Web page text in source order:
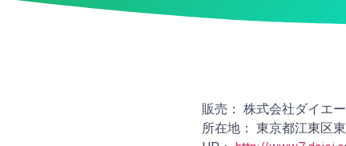
販売： 株式会社ダイエー
所在地： 東京都江東区